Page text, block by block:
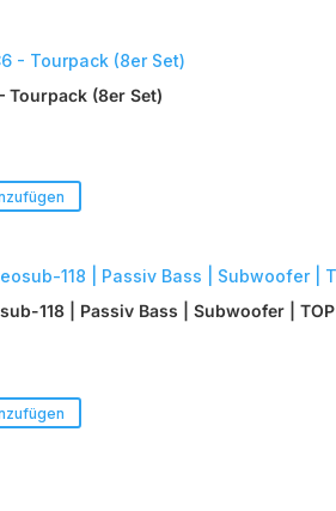
Tourpack (8er Set)
118 | Passiv Bass | Subwoofer | TOP